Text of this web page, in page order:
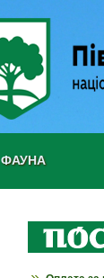
ФАУНА